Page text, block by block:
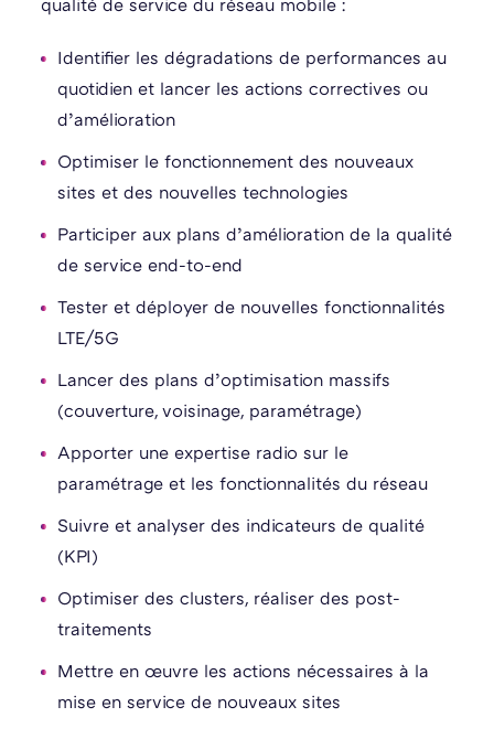
qualité de service du réseau mobile :
Identifier les dégradations de performances au
quotidien et lancer les actions correctives ou
d’amélioration
Optimiser le fonctionnement des nouveaux
sites et des nouvelles technologies
Participer aux plans d’amélioration de la qualité
de service end-to-end
Tester et déployer de nouvelles fonctionnalités
LTE/5G
Lancer des plans d’optimisation massifs
(couverture, voisinage, paramétrage)
Apporter une expertise radio sur le
paramétrage et les fonctionnalités du réseau
Suivre et analyser des indicateurs de qualité
(KPI)
Optimiser des clusters, réaliser des post-
traitements
Mettre en œuvre les actions nécessaires à la
mise en service de nouveaux sites